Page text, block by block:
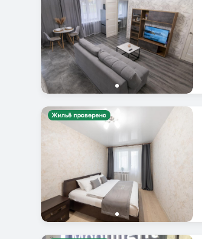
Жильё проверено